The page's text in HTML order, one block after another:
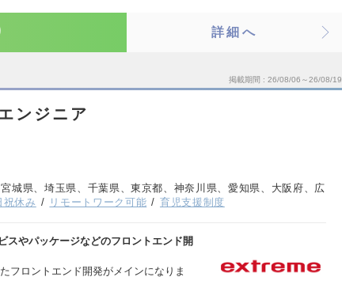
詳細へ
掲載期間 26/08/06～26/08/19
ンジニア
城県、埼玉県、千葉県、東京都、神奈川県、愛知県、大阪府、広
祝休み リモートワーク可能 育児支援制度
スやパッケージなどのフロントエンド開
フロントエンド開発がメインになりま